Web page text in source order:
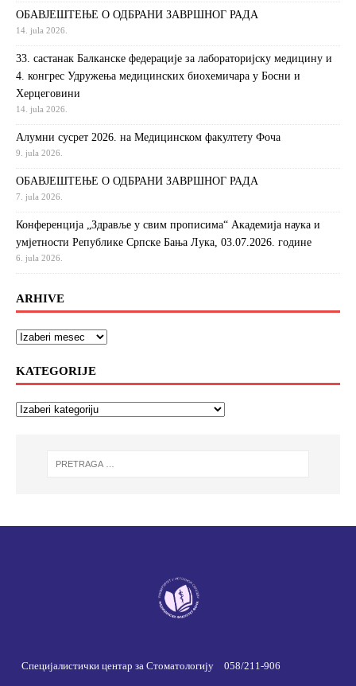
ОБАВЈЕШТЕЊЕ О ОДБРАНИ ЗАВРШНОГ РАДА
14. jula 2026.
33. састанак Балканске федерације за лабораторијску медицину и
4. конгрес Удружења медицинских биохемичара у Босни и
Херцеговини
14. jula 2026.
Алумни сусрет 2026. на Медицинском факултету Фоча
9. jula 2026.
ОБАВЈЕШТЕЊЕ О ОДБРАНИ ЗАВРШНОГ РАДА
7. jula 2026.
Конференција „Здравље у свим прописима“ Академија наука и
умјетности Републике Српске Бања Лука, 03.07.2026. године
6. jula 2026.
ARHIVE
KATEGORIJE
Специјалистички центар за Стоматологију 058/211-906